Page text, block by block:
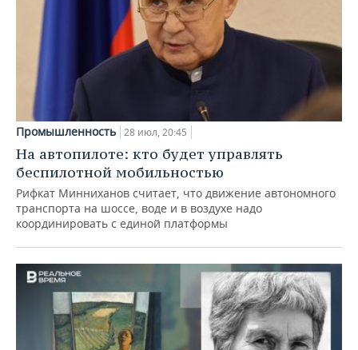
Промышленность 28 июл, 20:45
На автопилоте: кто будет управлять
беспилотной мобильностью
Рифкат Минниханов считает, что движение автономного
транспорта на шоссе, воде и в воздухе надо
координировать с единой платформы